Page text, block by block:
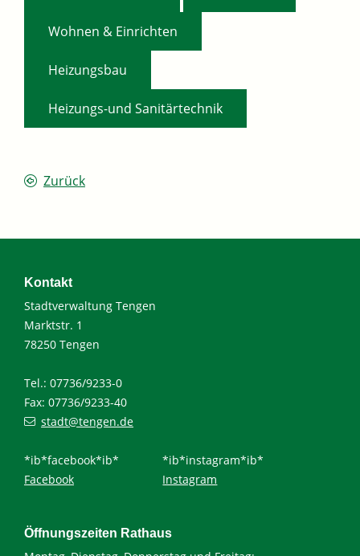
Wohnen & Einrichten
Heizungsbau
Heizungs-und Sanitärtechnik
Zurück
Kontakt
Stadtverwaltung Tengen
Marktstr. 1
78250 Tengen
Tel.: 07736/9233-0
Fax: 07736/9233-40
stadt@tengen.de
*ib*facebook*ib*
Facebook
*ib*instagram*ib*
Instagram
Öffnungszeiten Rathaus